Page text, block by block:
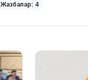
Жазбалар: 4